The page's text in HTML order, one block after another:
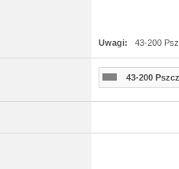
Uwagi: 43-200
43-200